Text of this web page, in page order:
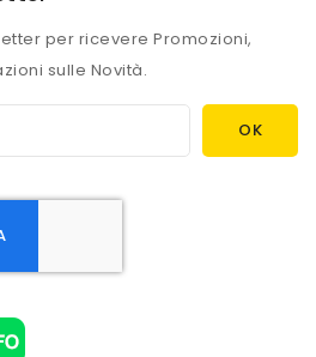
per ricevere Promozioni,
sulle Novità.